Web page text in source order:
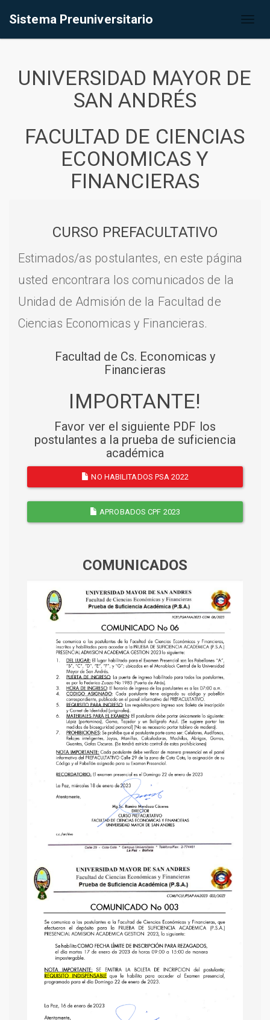
Sistema Preuniversitario
UNIVERSIDAD MAYOR DE
SAN ANDRÉS
FACULTAD DE CIENCIAS
ECONOMICAS Y
FINANCIERAS
CURSO PREFACULTATIVO
Estimados/as postulantes, en este página
usted encontrara los comunicados de la
Unidad de Admisión de la Facultad de
Ciencias Economicas y Financieras.
Facultad de Cs. Economicas y
Financieras
IMPORTANTE!
Favor ver el siguiente PDF los
postulantes a la prueba de suficiencia
académica
NO HABILITADOS PSA 2022
APROBADOS CPF 2023
COMUNICADOS